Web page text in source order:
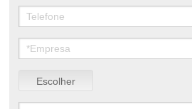
Escolher
arquivo